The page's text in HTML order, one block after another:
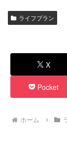
ライフプラン
X
Pocket
ホーム